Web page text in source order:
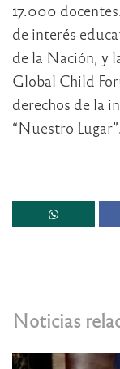
17.000
de interés
de la Nación, y
Global Child
derechos de la
“Nuestro Lugar”.
Noticias